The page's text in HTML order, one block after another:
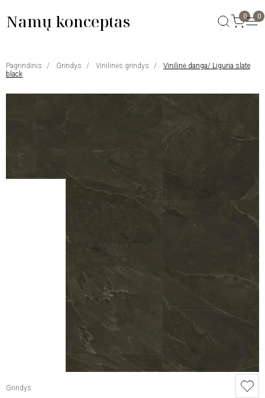
Namų konceptas 0 0
Pagrindinis Grindys Vinilinės grindys
Vinilinė danga/ Liguria slate
black
Grindys